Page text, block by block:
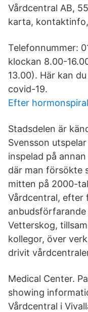
Vårdcentral AB,
karta,
Telefonnummer:
klockan 8.00-
13.00). Här kan
covid-19.
Efter
Stadsdelen är
Svensson
inspelad på
där man försökte
mitten på 2000-
Vårdcentral, efter
Vetterskog,
kollegor, över
drivit
Medical Center.
showing
Vårdcentral i